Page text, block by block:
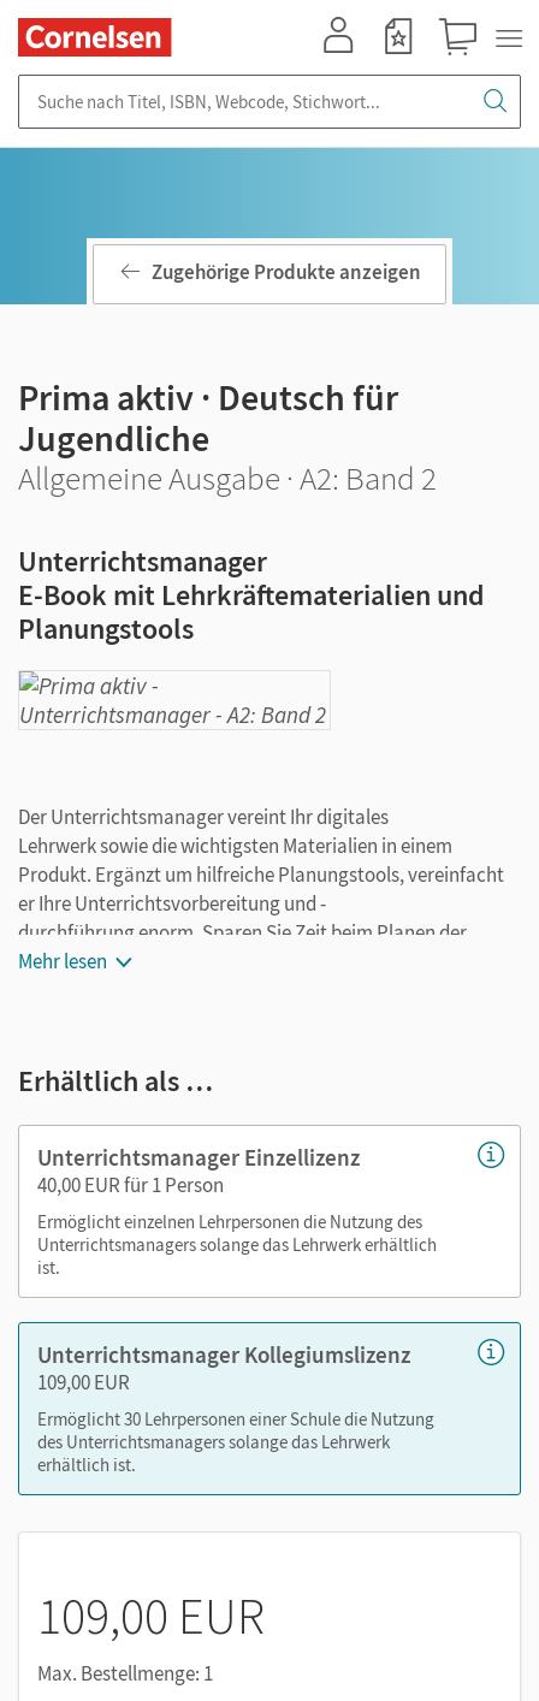
Zugehörige Produkte anzeigen
Prima aktiv · Deutsch für
Jugendliche
Allgemeine Ausgabe · A2: Band 2
Unterrichtsmanager
E-Book mit Lehrkräftematerialien und
Planungstools
Der Unterrichtsmanager vereint Ihr digitales
Lehrwerk sowie die wichtigsten Materialien in einem
Produkt. Ergänzt um hilfreiche Planungstools, vereinfacht
er Ihre Unterrichtsvorbereitung und -
durchführung enorm. Sparen Sie Zeit beim Planen der
Stunden und fügen Sie auch eigene Materialien ganz leicht
Arbeitsbuch) mit seitengenauer Materialanordnung
sowie Lösungen
Audios
Videos
Arbeitsblätter und Kopiervorlagen
zusätzliche Lesetexte
kooperative Aufgaben
didaktische Erklärungen und Tipps für den Unterricht
Mit dem Einlösen des Codes werden in Ihrer E-Bibliothek
zwei einzelne Titel freigeschaltet: Der Unterrichtsmanager
für das Kursbuch sowie der für das Arbeitsbuch.
E-Books auf
mein.cornelsen.de
Alternativ können Sie das E-Book auch auf der Plattform
lernen.cornelsen.de
Mehr lesen
Erhältlich als …
Unterrichtsmanager Einzellizenz
40,00 EUR für 1 Person
Ermöglicht einzelnen Lehrpersonen die Nutzung des
Unterrichtsmanagers solange das Lehrwerk erhältlich
ist.
Unterrichtsmanager Kollegiumslizenz
109,00 EUR
Ermöglicht 30 Lehrpersonen einer Schule die Nutzung
des Unterrichtsmanagers solange das Lehrwerk
erhältlich ist.
109,00 EUR
Max. Bestellmenge: 1